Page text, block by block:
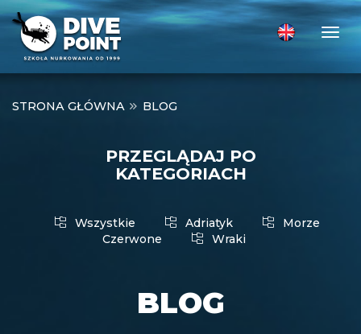
STRONA GŁÓWNA BLOG
PRZEGLĄDAJ PO
KATEGORIACH
Wszystkie Adriatyk
Morze
Czerwone
Wraki
BLOG